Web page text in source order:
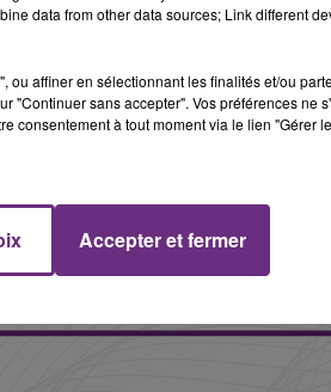
data from other data sources; Link different
ou affiner en sélectionnant les finalités et/ou
"Continuer sans accepter". Vos préférences ne
consentement à tout moment via le lien "Gérer
Accepter et fermer